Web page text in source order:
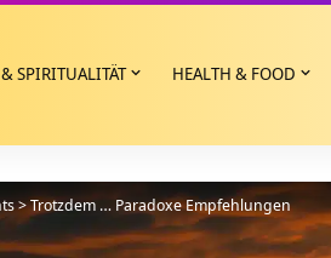
SPIRITUALITÄT HEALTH & FOOD
>Trotzdem … Paradoxe Empfehlungen